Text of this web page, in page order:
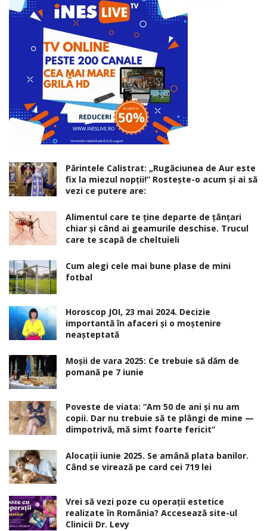
Părintele Calistrat: „Rugăciunea de Aur este
fix la miezul nopţii!” Rosteşte-o acum şi ai să
vezi ce putere are:
Alimentul care te ține departe de țânțari
chiar și când ai geamurile deschise. Trucul
care te scapă de cheltuieli
Cum alegi cele mai bune plase de mini
fotbal
Horoscop JOI, 23 mai 2024. Decizie
importantă în afaceri şi o moştenire
neaşteptată
Moșii de vara 2025: Ce trebuie să dăm de
pomană pe 7 iunie
Poveste de viata: “Am 50 de ani și nu am
copii. Dar nu trebuie să te plângi de mine —
dimpotrivă, mă simt foarte fericit”
Alocaţii iunie 2025. Se amână plata banilor.
Când se virează pe card cei 719 lei
Vrei să vezi poze cu operații estetice
realizate în România? Accesează site-ul
Clinicii Dr. Levy